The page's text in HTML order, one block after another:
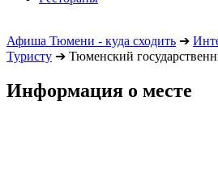
Афиша Тюмени - куда сходить ➔
Туристу ➔ Тюменский
Информация о месте